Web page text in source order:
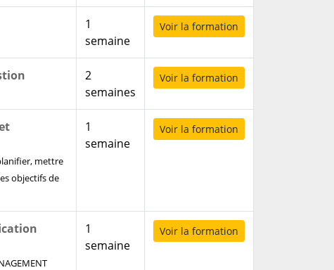
1
semaine
Voir la formation
2
semaines
Voir la formation
mettre
objectifs de
1
semaine
Voir la formation
1
semaine
Voir la formation